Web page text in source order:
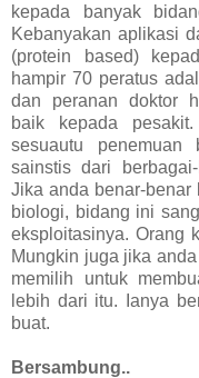
kepada banyak
Kebanyakan aplikasi
(protein based)
hampir 70 peratus
dan peranan doktor
baik kepada
sesuautu
sainstis dari
Jika anda benar-
biologi, bidang ini
eksploitasinya. Orang
Mungkin juga jika
memilih untuk
lebih dari itu. Ianya
buat.
Bersambung..